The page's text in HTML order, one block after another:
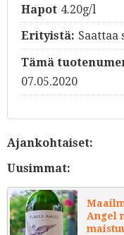
Hapot 4.20g/l
Erityistä: Saattaa
Tämä
07.05.2020
Ajankohtaiset:
Uusimmat:
Angel